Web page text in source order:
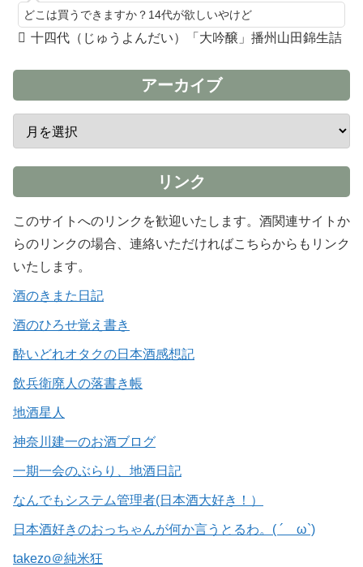
どこは買うできますか？14代が欲しいやけど
十四代（じゅうよんだい）「大吟醸」播州山田錦生詰
アーカイブ
リンク
このサイトへのリンクを歓迎いたします。酒関連サイトか
らのリンクの場合、連絡いただければこちらからもリンク
いたします。
酒のきまた日記
酒のひろせ覚え書き
酔いどれオタクの日本酒感想記
飲兵衛廃人の落書き帳
地酒星人
神奈川建一のお酒ブログ
一期一会のぶらり、地酒日記
なんでもシステム管理者(日本酒大好き！）
日本酒好きのおっちゃんが何か言うとるわ。( ´ ω`)
takezo＠純米狂